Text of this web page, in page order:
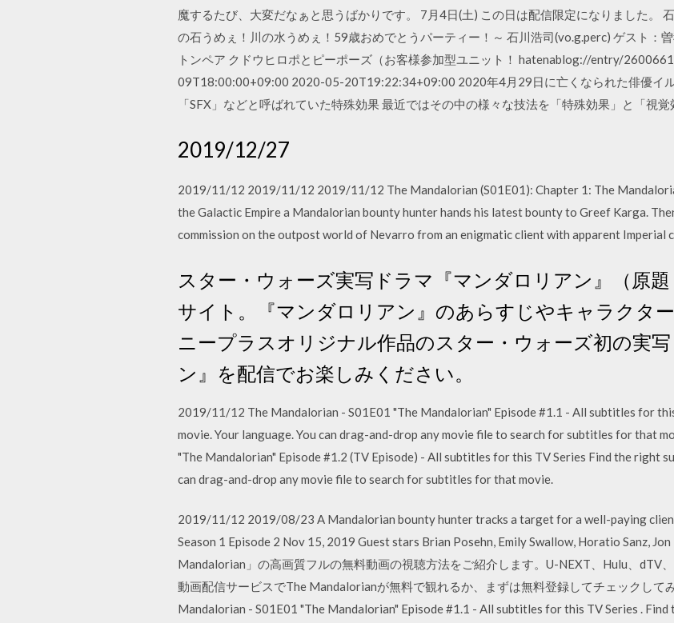
魔するたび、大変だなぁと思うばかりです。 7月4日(土) この日は配信限定になりました。
の石うめぇ！川の水うめぇ！59歳おめでとうパーティー！～ 石川浩司(vo.g.perc) ゲスト：
トンペア クドウヒロポとピーポーズ（お客様参加型ユニット！ hatenablog://entry/
09T18:00:00+09:00 2020-05-20T19:22:34+09:00 2020年4月29日に亡くなられた俳優イ
「SFX」などと呼ばれていた特殊効果 最近ではその中の様々な技法を「特殊効果」と「視覚
2019/12/27
2019/11/12 2019/11/12 2019/11/12 The Mandalorian (S01E01): Chapter 1: The
the Galactic Empire a Mandalorian bounty hunter hands his latest bounty to Greef Karga.
commission on the outpost world of Nevarro from an enigmatic client with apparent Imperial
スター・ウォーズ実写ドラマ『マンダロリアン』（原
サイト。『マンダロリアン』のあらすじやキャラクタ
ニープラスオリジナル作品のスター・ウォーズ初の実
ン』を配信でお楽しみください。
2019/11/12 The Mandalorian - S01E01 "The Mandalorian" Episode #1.1 - All subtitles for
movie. Your language. You can drag-and-drop any movie file to search for subtitles for that
"The Mandalorian" Episode #1.2 (TV Episode) - All subtitles for this TV Series Find the right
can drag-and-drop any movie file to search for subtitles for that movie.
2019/11/12 2019/08/23 A Mandalorian bounty hunter tracks a target for a well-paying
Season 1 Episode 2 Nov 15, 2019 Guest stars Brian Posehn, Emily Swallow, Horatio Sanz,
Mandalorian」の高画質フルの無料動画の視聴方法をご紹介します。U-NEXT、Hulu、dTV
動画配信サービスでThe Mandalorianが無料で観れるか、まずは無料登録してチェックし
Mandalorian - S01E01 "The Mandalorian" Episode #1.1 - All subtitles for this TV Series .